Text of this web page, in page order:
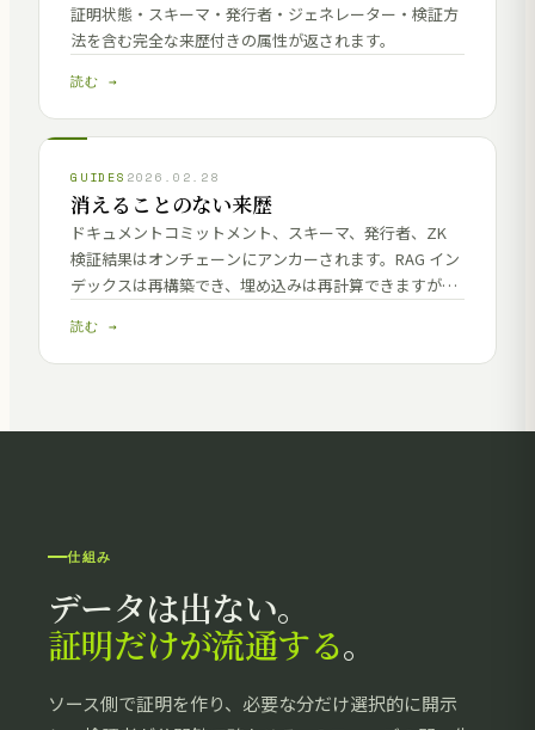
証明状態・スキーマ・発行者・ジェネレーター・検証方
法を含む完全な来歴付きの属性が返されます。
読む →
GUIDES 2026.02.28
消えることのない来歴
ドキュメントコミットメント、スキーマ、発行者、ZK
検証結果はオンチェーンにアンカーされます。RAG イン
デックスは再構築でき、埋め込みは再計算できますが、
読む →
仕組み
データは出ない。
証明だけが流通する。
ソース側で証明を作り、必要な分だけ選択的に開示